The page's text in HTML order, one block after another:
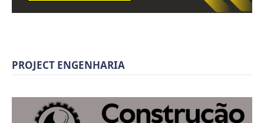
PROJECT ENGENHARIA